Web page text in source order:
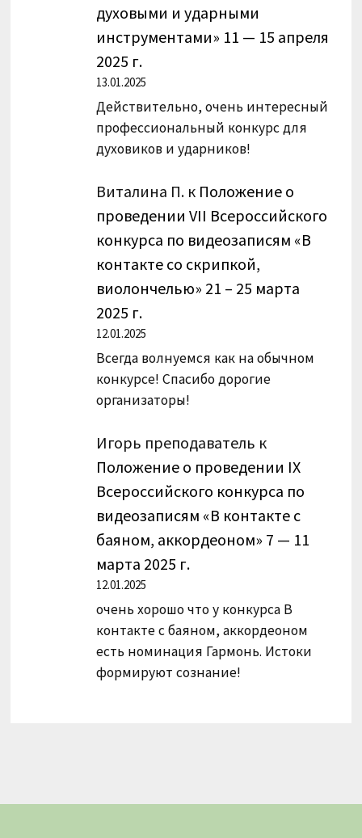
духовыми и ударными
инструментами» 11 — 15 апреля
2025 г.
13.01.2025
Действительно, очень интересный
профессиональный конкурс для
духовиков и ударников!
Виталина П. к Положение о
проведении VII Всероссийского
конкурса по видеозаписям «В
контакте со скрипкой,
виолончелью» 21 – 25 марта
2025 г.
12.01.2025
Всегда волнуемся как на обычном
конкурсе! Спасибо дорогие
организаторы!
Игорь преподаватель к
Положение о проведении IX
Всероссийского конкурса по
видеозаписям «В контакте с
баяном, аккордеоном» 7 — 11
марта 2025 г.
12.01.2025
очень хорошо что у конкурса В
контакте с баяном, аккордеоном
есть номинация Гармонь. Истоки
формируют сознание!